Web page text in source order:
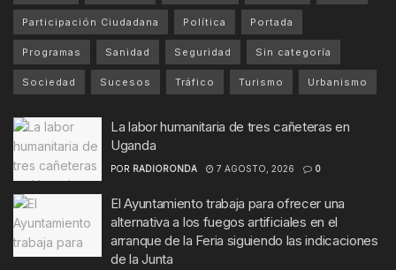
Participación Ciudadana Política Portada
Programas Sanidad Seguridad Sin categoría
Sociedad Sucesos Tráfico Turismo Urbanismo
La labor humanitaria de tres cañeteras en
Uganda
POR RADIORONDA 7 AGOSTO, 2026 0
El Ayuntamiento trabaja para ofrecer una
alternativa a los fuegos artificiales en el
arranque de la Feria siguiendo las indicaciones
de la Junta